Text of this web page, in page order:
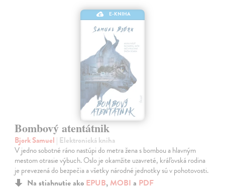
E-KNIHA
Bombový atentátnik
Bjork Samuel | Elektronická kniha
V jedno sobotné ráno nastúpi do metra žena s bombou a hlavným
mestom otrasie výbuch. Oslo je okamžite uzavreté, kráľovská rodina
je prevezená do bezpečia a všetky národné jednotky sú v pohotovosti.
Na stiahnutie ako EPUB, MOBI a PDF